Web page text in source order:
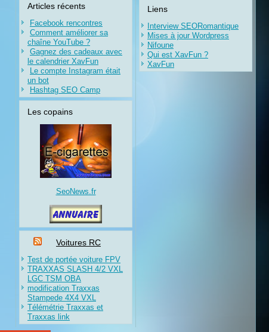
Articles récents
Facebook rencontres
Comment améliorer sa
chaîne YouTube ?
Gagnez des cadeaux avec
le calendrier XavFun
Le compte Instagram était
un bot
Hashtag SEO Camp
Les copains
SeoNews.fr
Voitures RC
Test de portée voiture FPV
TRAXXAS SLASH 4/2 VXL
LGC TSM OBA
modification Traxxas
Stampede 4X4 VXL
Télémétrie Traxxas et
Traxxas link
Liens
Interview SEORomantique
Mises à jour Wordpress
Nifoune
Qui est XavFun ?
XavFun